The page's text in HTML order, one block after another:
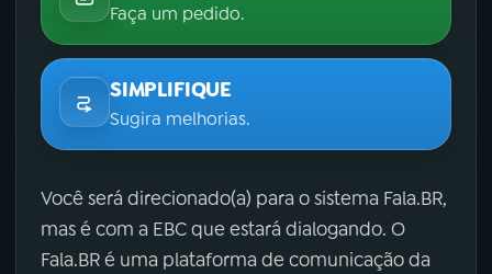
Faça um pedido.
SIMPLIFIQUE
Sugira melhorias.
Você será direcionado(a) para o sistema Fala.BR,
mas é com a EBC que estará dialogando. O
Fala.BR é uma plataforma de comunicação da